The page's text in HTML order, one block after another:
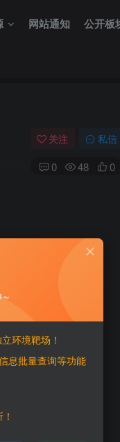
网站通知 公开板
关注 私信
0 48 0
环境靶场！
息批量查询等功能